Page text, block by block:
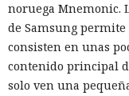
noruega Mnemonic.
de Samsung
consisten en unas
contenido principal
solo ven una